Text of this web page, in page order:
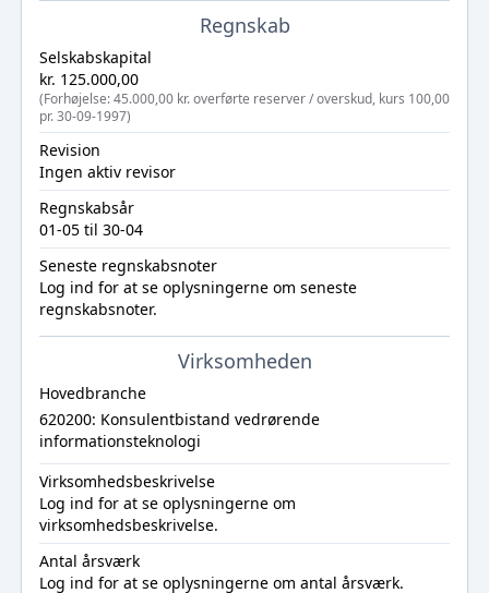
Regnskab
Selskabskapital
kr. 125.000,00
(Forhøjelse: 45.000,00 kr. overførte reserver / overskud, kurs 100,00
pr. 30-09-1997)
Revision
Ingen aktiv revisor
Regnskabsår
01-05 til 30-04
Seneste regnskabsnoter
Log ind for at se oplysningerne om seneste
regnskabsnoter.
Virksomheden
Hovedbranche
620200: Konsulentbistand vedrørende
informationsteknologi
Virksomhedsbeskrivelse
Log ind for at se oplysningerne om
virksomhedsbeskrivelse.
Antal årsværk
Log ind for at se oplysningerne om antal årsværk.